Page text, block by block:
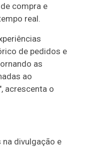
compra e
real.
de pedidos e
as
ao
acrescenta o
na divulgação e